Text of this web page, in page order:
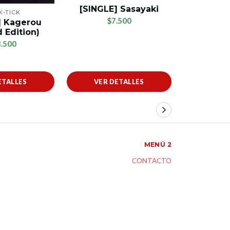
TICK
Kagerou
Edition)
[SINGLE] Sasayaki
$7.500
VER DETALLES
MENÚ 2
CONTACTO